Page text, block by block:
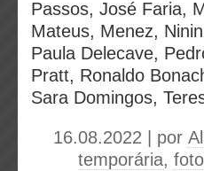
Passos, José Faria,
Mateus, Menez,
Paula Delecave,
Pratt, Ronaldo
Sara Domingos,
16.08.2022 | por
temporária,